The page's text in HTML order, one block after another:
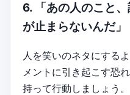
6. 「あの人のこと
が止まらないんだ」
人を笑いのネタにする
メントに引き起こす恐
持って行動しましょう。